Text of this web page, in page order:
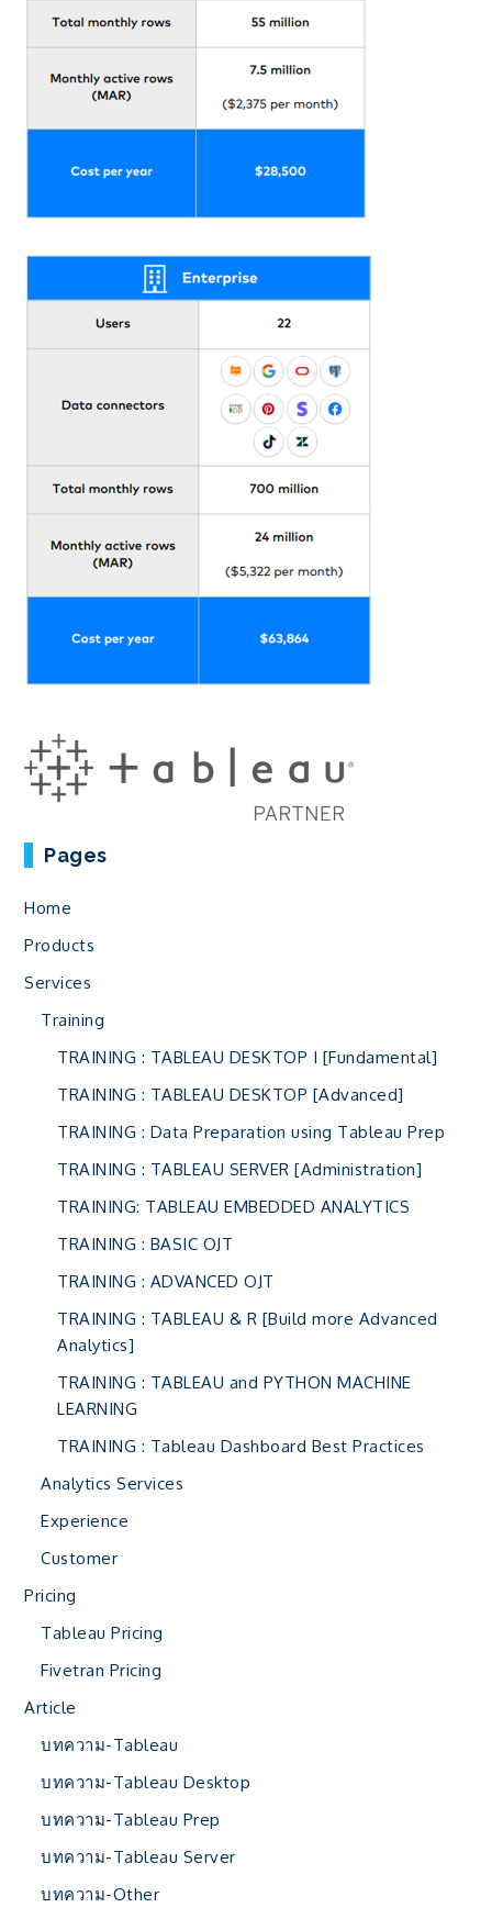
Pages
Home
Products
Services
Training
TRAINING : TABLEAU DESKTOP I [Fundamental]
TRAINING : TABLEAU DESKTOP [Advanced]
TRAINING : Data Preparation using Tableau Prep
TRAINING : TABLEAU SERVER [Administration]
TRAINING: TABLEAU EMBEDDED ANALYTICS
TRAINING : BASIC OJT
TRAINING : ADVANCED OJT
TRAINING : TABLEAU & R [Build more Advanced
Analytics]
TRAINING : TABLEAU and PYTHON MACHINE
LEARNING
TRAINING : Tableau Dashboard Best Practices
Analytics Services
Experience
Customer
Pricing
Tableau Pricing
Fivetran Pricing
Article
บทความ-Tableau
บทความ-Tableau Desktop
บทความ-Tableau Prep
บทความ-Tableau Server
บทความ-Other